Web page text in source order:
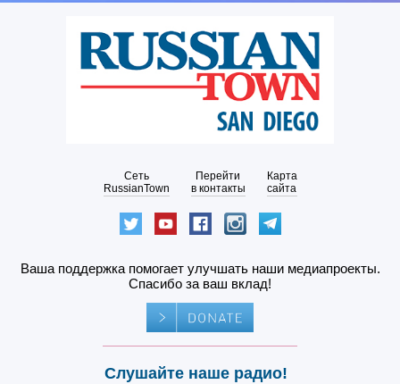
Сеть
RussianTown
Перейти
в контакты
Карта
сайта
Ваша поддержка помогает улучшать наши медиапроекты.
Спасибо за ваш вклад!
Слушайте наше радио!